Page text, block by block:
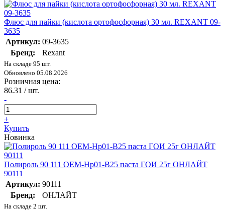
Флюс для пайки (кислота ортофосфорная) 30 мл. REXANT 09-
3635
Артикул: 09-3635
Бренд:
Rexant
На складе 95 шт.
Обновлено 05.08.2026
Розничная цена:
86.31 / шт.
-
+
Купить
Новинка
Полироль 90 111 OEM-Hp01-B25 паста ГОИ 25г ОНЛАЙТ
90111
Артикул: 90111
Бренд:
ОНЛАЙТ
На складе 2 шт.